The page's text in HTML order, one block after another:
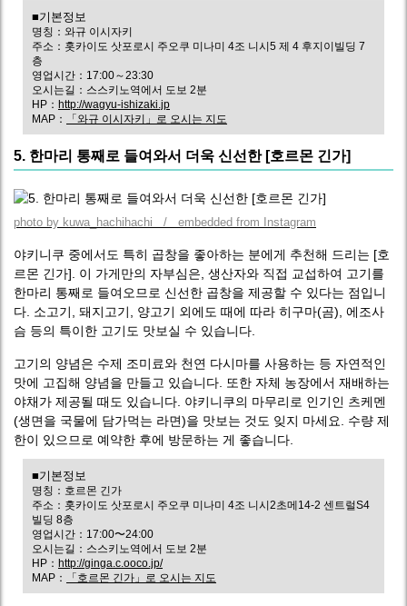
■기본정보
명칭：와규 이시자키
주소：홋카이도 삿포로시 주오쿠 미나미 4조 니시5 제 4 후지이빌딩 7
층
영업시간：17:00～23:30
오시는길：스스키노역에서 도보 2분
HP： http://wagyu-ishizaki.jp
MAP：
「와규 이시자키」로 오시는 지도
5. 한마리 통째로 들여와서 더욱 신선한 [호르몬 긴가]
photo by kuwa_hachihachi / embedded from Instagram
야키니쿠 중에서도 특히 곱창을 좋아하는 분에게 추천해 드리는 [호
르몬 긴가]. 이 가게만의 자부심은, 생산자와 직접 교섭하여 고기를
한마리 통째로 들여오므로 신선한 곱창을 제공할 수 있다는 점입니
다. 소고기, 돼지고기, 양고기 외에도 때에 따라 히구마(곰), 에조사
슴 등의 특이한 고기도 맛보실 수 있습니다.
고기의 양념은 수제 조미료와 천연 다시마를 사용하는 등 자연적인
맛에 고집해 양념을 만들고 있습니다. 또한 자체 농장에서 재배하는
야채가 제공될 때도 있습니다. 야키니쿠의 마무리로 인기인 츠케멘
(생면을 국물에 담가먹는 라면)을 맛보는 것도 잊지 마세요. 수량 제
한이 있으므로 예약한 후에 방문하는 게 좋습니다.
■기본정보
명칭：호르몬 긴가
주소：홋카이도 삿포로시 주오쿠 미나미 4조 니시2초메14-2 센트럴S4
빌딩 8층
영업시간：17:00〜24:00
오시는길：스스키노역에서 도보 2분
HP： http://ginga.c.ooco.jp/
MAP：
「호르몬 긴가」로 오시는 지도